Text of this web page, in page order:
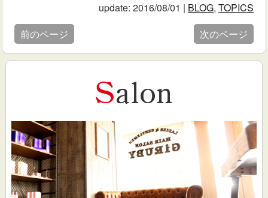
update: 2016/08/01 | BLOG, TOPICS
前のページ
次のページ